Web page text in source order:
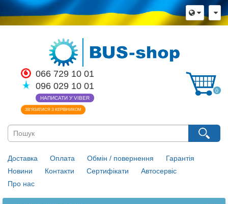
066 729 10 01
096 029 10 01
НАПИСАТИ У VIBER
ЗВ’ЯЗАТИСЯ З КЕРІВНИКОМ
0
Доставка Оплата Обмін / повернення
Гарантія
Новини
Контакти Сертифікати
Автосервіс
Про нас